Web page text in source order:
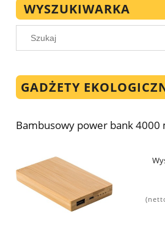
WYSZUKIWARKA
GADŻETY
Bambusowy power bank 4000